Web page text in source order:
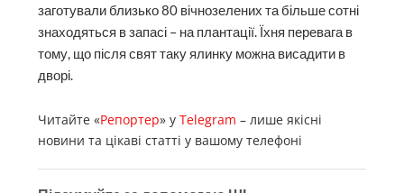
заготували близько 80 вічнозелених та більше сотні
знаходяться в запасі – на плантації. Їхня перевага в
тому, що після свят таку ялинку можна висадити в
дворі.
Читайте «Репортер» уTelegram – лише якісні
новини та цікаві статті у вашому телефоні